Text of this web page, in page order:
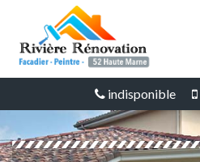
indisponible